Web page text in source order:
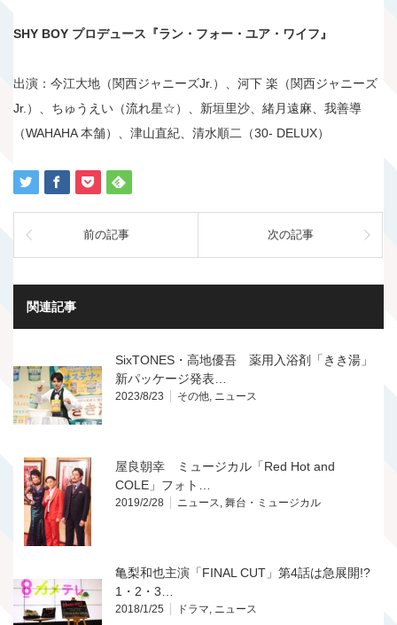
SHY BOY プロデュース『ラン・フォー・ユア・ワイフ』
出演：今江大地（関西ジャニーズJr.）、河下 楽（関西ジャニーズ
Jr.）、ちゅうえい（流れ星☆）、新垣里沙、緒月遠麻、我善導
（WAHAHA 本舗）、津山直紀、清水順二（30- DELUX）
前の記事 次の記事
関連記事
SixTONES・高地優吾 薬用入浴剤「きき湯」
新パッケージ発表…
2023/8/23 その他, ニュース
屋良朝幸 ミュージカル「Red Hot and
COLE」フォト…
2019/2/28 ニュース, 舞台・ミュージカル
亀梨和也主演「FINAL CUT」第4話は急展開!?
1・2・3…
2018/1/25 ドラマ, ニュース